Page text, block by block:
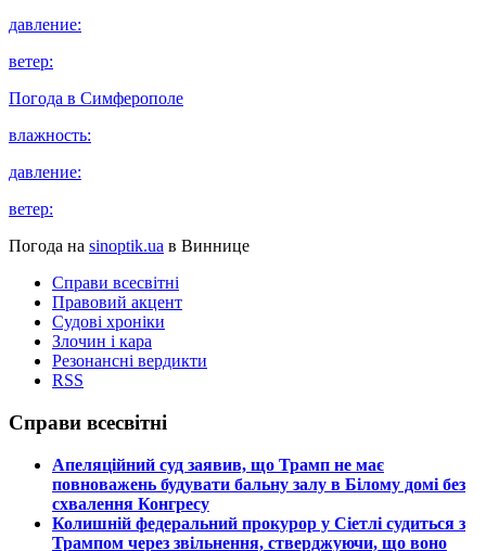
давление:
ветер:
Погода в Симферополе
влажность:
давление:
ветер:
Погода на sinoptik.ua в Виннице
Справи всесвітні
Правовий акцент
Судові хроніки
Злочин і кара
Резонансні вердикти
RSS
Справи всесвітні
​Апеляційний суд заявив, що Трамп не має
повноважень будувати бальну залу в Білому домі без
схвалення Конгресу
​Колишній федеральний прокурор у Сіетлі судиться з
Трампом через звільнення, стверджуючи, що воно